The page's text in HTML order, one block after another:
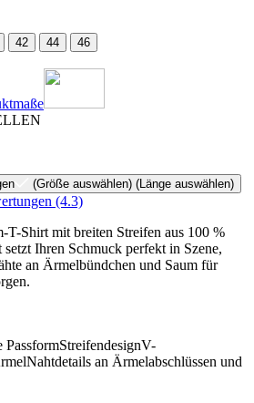
42 44 46
(Größe auswählen) (Länge auswählen)
(4.3)
T-Shirt mit breiten Streifen aus 100 %
Ihren Schmuck perfekt in Szene,
an Ärmelbündchen und Saum für
PassformStreifendesignV-
an Ärmelabschlüssen und